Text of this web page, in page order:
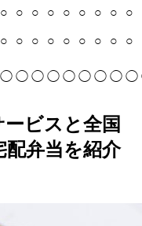
○ ○ ○ ○ ○ ○ ○ ○ ○
○ ○ ○ ○ ○ ○ ○ ○ ○
◯ ◯ ◯ ◯ ◯ ◯ ◯ ◯ ◯
ビスと全国
配弁当を紹介